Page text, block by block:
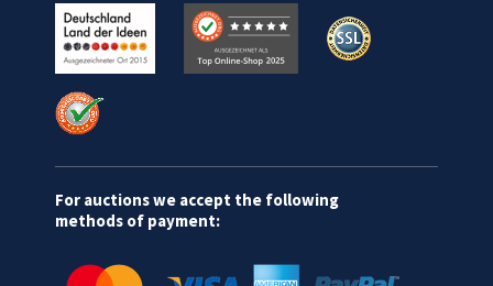
For auctions we accept the following
methods of payment: